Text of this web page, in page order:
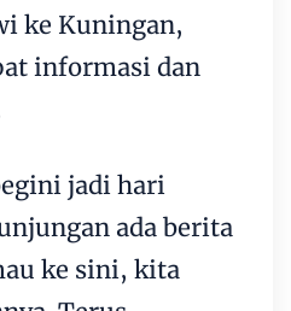
ke Kuningan,
informasi dan
jadi hari
ada berita
ke sini, kita